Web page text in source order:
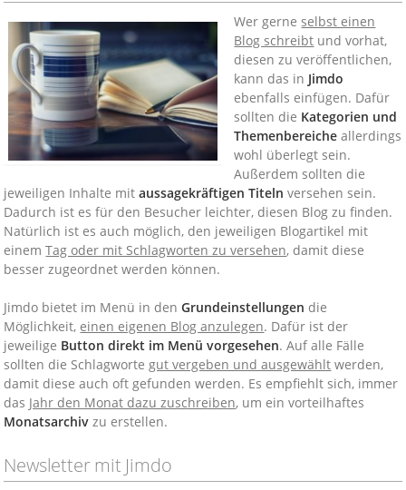
Wer gerneselbst einen
Blog schreibt und vorhat,
diesen zu veröffentlichen,
kann das in Jimdo
ebenfalls einfügen. Dafür
sollten die Kategorien und
Themenbereiche allerdings
wohl überlegt sein.
Außerdem sollten die
jeweiligen Inhalte mitaussagekräftigen Titeln versehen sein.
Dadurch ist es für den Besucher leichter, diesen Blog zu finden.
Natürlich ist es auch möglich, den jeweiligen Blogartikel mit
einemTag oder mit Schlagworten zu versehen, damit diese
besser zugeordnet werden können.
Jimdo bietet im Menü in denGrundeinstellungen die
Möglichkeit, einen eigenen Blog anzulegen. Dafür ist der
jeweilige Button direkt im Menü vorgesehen. Auf alle Fälle
sollten die Schlagwortegut vergeben und ausgewählt werden,
damit diese auch oft gefunden werden. Es empfiehlt sich, immer
das Jahr den Monat dazu zuschreiben, um ein vorteilhaftes
Monatsarchiv zu erstellen.
Newsletter mit Jimdo